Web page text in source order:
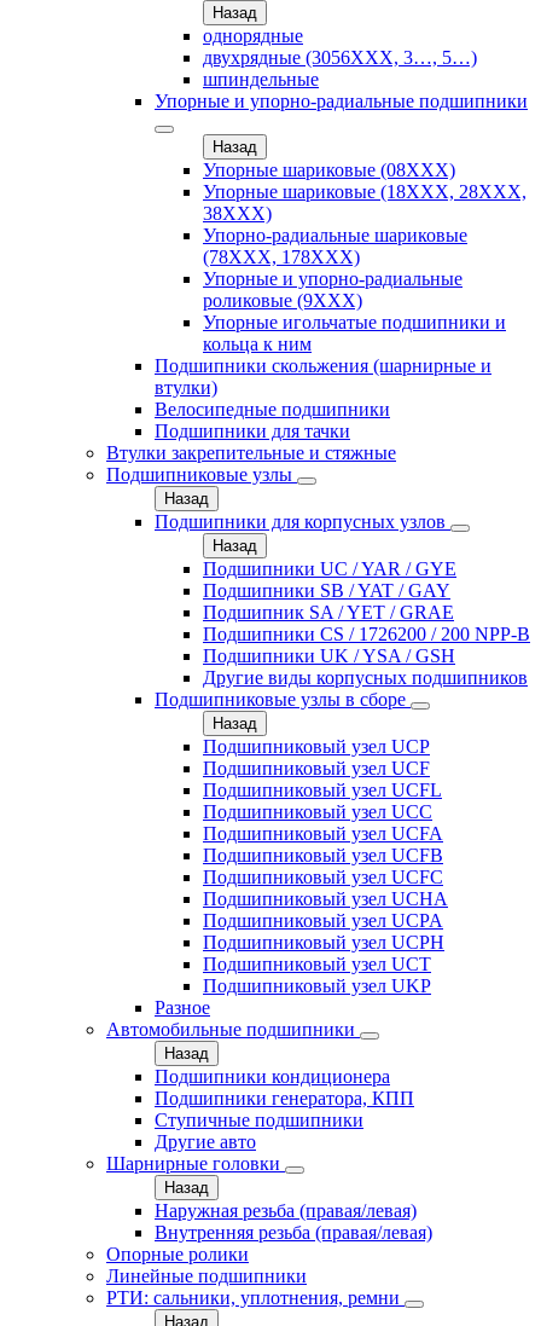
Назад
однорядные
двухрядные (3056ХХХ, 3…, 5…)
шпиндельные
Упорные и упорно-радиальные подшипники
Назад
Упорные шариковые (08XXX)
Упорные шариковые (18XXX, 28XXХ,
38ХХХ)
Упорно-радиальные шариковые
(78XXX, 178ХХХ)
Упорные и упорно-радиальные
роликовые (9ХХХ)
Упорные игольчатые подшипники и
кольца к ним
Подшипники скольжения (шарнирные и
втулки)
Велосипедные подшипники
Подшипники для тачки
Втулки закрепительные и стяжные
Подшипниковые узлы
Назад
Подшипники для корпусных узлов
Назад
Подшипники UC / YAR / GYE
Подшипники SB / YAT / GAY
Подшипник SA / YET / GRAE
Подшипники CS / 1726200 / 200 NPP-B
Подшипники UK / YSA / GSH
Другие виды корпусных подшипников
Подшипниковые узлы в сборе
Назад
Подшипниковый узел UCP
Подшипниковый узел UCF
Подшипниковый узел UCFL
Подшипниковый узел UCC
Подшипниковый узел UCFA
Подшипниковый узел UCFB
Подшипниковый узел UCFC
Подшипниковый узел UCHA
Подшипниковый узел UCPA
Подшипниковый узел UCPH
Подшипниковый узел UCT
Подшипниковый узел UKP
Разное
Автомобильные подшипники
Назад
Подшипники кондиционера
Подшипники генератора, КПП
Ступичные подшипники
Другие авто
Шарнирные головки
Назад
Наружная резьба (правая/левая)
Внутренняя резьба (правая/левая)
Опорные ролики
Линейные подшипники
РТИ: сальники, уплотнения, ремни
Назад